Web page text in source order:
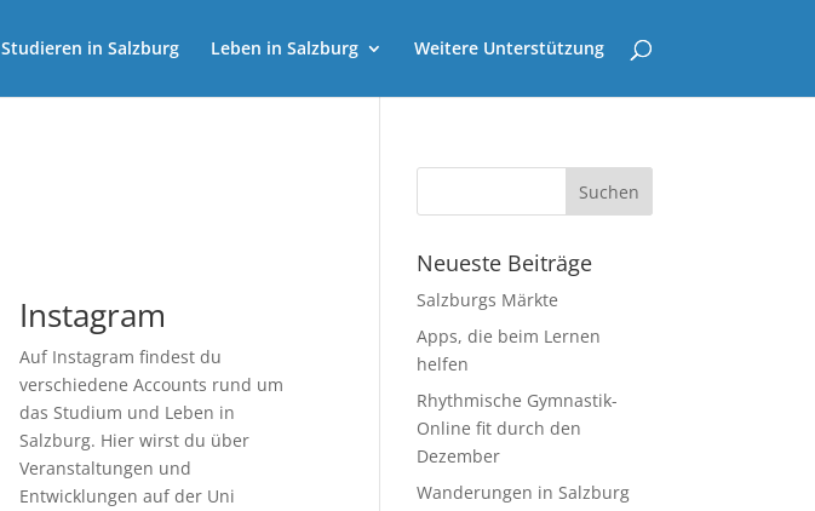
Studieren in Salzburg Leben in Salzburg Weitere Unterstützung
Instagram
Auf Instagram findest du
verschiedene Accounts rund um
das Studium und Leben in
Salzburg. Hier wirst du über
Veranstaltungen und
Entwicklungen auf der Uni
Neueste Beiträge
Salzburgs Märkte
Apps, die beim Lernen
helfen
Rhythmische Gymnastik-
Online fit durch den
Dezember
Wanderungen in Salzburg